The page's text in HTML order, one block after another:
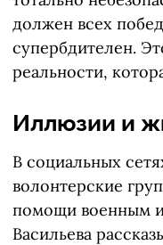
должен всех
супербдителен.
реальности,
Иллюзии и
В социальных
волонтерские
помощи военным и
Васильева